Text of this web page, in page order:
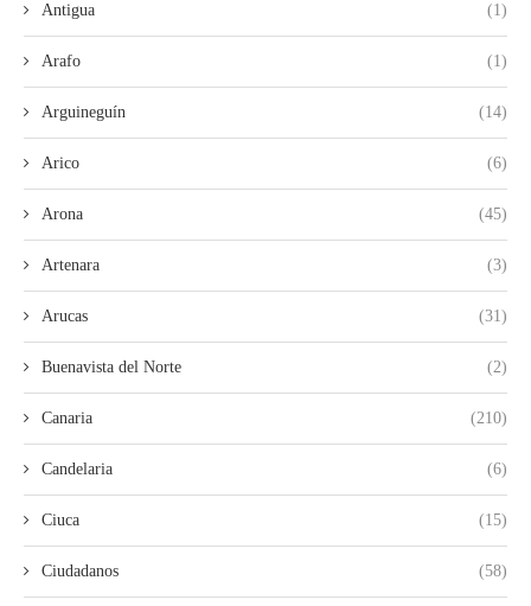
Antigua (1)
Arafo (1)
Arguineguín (14)
Arico (6)
Arona (45)
Artenara (3)
Arucas (31)
Buenavista del Norte (2)
Canaria (210)
Candelaria (6)
Ciuca (15)
Ciudadanos (58)